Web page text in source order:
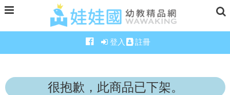
登入 註冊
很抱歉，此商品已下架。